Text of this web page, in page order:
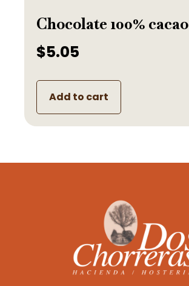
Chocolate 100% cacao
$5.05
Add to cart